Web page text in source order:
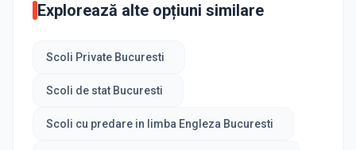
Explorează alte opțiuni similare
Scoli Private Bucuresti
Scoli de stat Bucuresti
Scoli cu predare in limba Engleza Bucuresti